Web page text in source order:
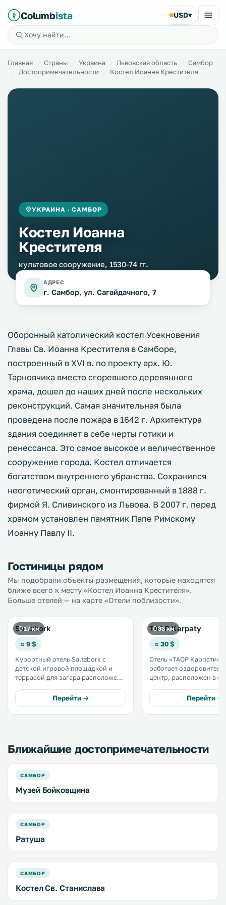
Columbista USD▾
Главная Страны Украина Львовская область
Самбор
Достопримечательности
Костел Иоанна Крестителя
УКРАИНА · САМБОР
Костел Иоанна
Крестителя
культовое сооружение, 1530-74 гг.
АДРЕС
г. Самбор, ул. Сагайдачного, 7
Оборонный католический костел Усекновения
Главы Св. Иоанна Крестителя в Самборе,
построенный в XVI в. по проекту арх. Ю.
Тарновчика вместо сгоревшего деревянного
храма, дошел до наших дней после нескольких
реконструкций. Самая значительная была
проведена после пожара в 1642 г. Архитектура
здания соединяет в себе черты готики и
ренессанса. Это самое высокое и величественное
сооружение города. Костел отличается
богатством внутреннего убранства. Сохранился
неоготический орган, смонтированный в 1888 г.
фирмой Я. Сливинского из Львова. В 2007 г. перед
храмом установлен памятник Папе Римскому
Иоанну Павлу II.
Гостиницы рядом
Мы подобрали объекты размещения, которые находятся
ближе всего к месту «Костел Иоанна Крестителя».
Больше отелей — на карте «Отели поблизости».
17 км
Saltzbork
≈ 9 $
Курортный отель Saltzbork с
детской игровой площадкой и
террасой для загара расположен в
бесплатная частная парковка на
территории. Все номера
Перейти →
33 км
TAOR Karpaty
≈ 30 $
Отель «ТАОР Карпати»,
работает
центр, расположен в
бесплатный Wi-Fi и
частная парковка. В отеле открыт
Перейти →
Ближайшие достопримечательности
САМБОР
Музей Бойковщина
САМБОР
Ратуша
САМБОР
Костел Св. Станислава